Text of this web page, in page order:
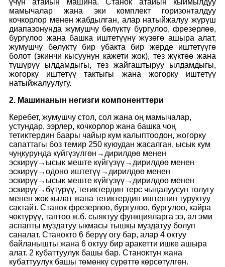
үчүн атайын машина. Станок атайын кыймылдуу
мамычалар жана эки комплект горизонталдуу
кочкорлор менен жабдылган, алар натыйжалуу жүрүш
диапазонунда жумушчу бөлүктү бургулоо, фрезерлөө,
бургулоо жана башка иштетүүнү жүзөгө ашыра алат,
жумушчу бөлүктү бир убакта бир жерде иштетүүгө
болот (экинчи кысуунун кажети жок), тез жүктөө жана
түшүрүү ылдамдыгы, тез жайгаштыруу ылдамдыгы,
жогорку иштетүү тактыгы жана жогорку иштетүү
натыйжалуулугу.
2. Машинанын негизги компоненттери
Керебет, жумушчу стол, сол жана оң мамычалар,
устундар, ээрлер, кочкорлор жана башка чоң
тетиктердин баары чайыр кум калыптоодон, жогорку
сапаттагы боз темир 250 куюудан жасалган, ысык кум
чуңкурунда күйгүзүлгөн→дирилдөө менен
эскирүү→ысык меште күйгүзүү→дирилдөө менен
эскирүү→одоно иштетүү→дирилдөө менен
эскирүү→ысык меште күйгүзүү→дирилдөө менен
эскирүү→бүтүрүү, тетиктердин терс чыңалуусун толугу
менен жок кылат жана тетиктердин иштешин туруктуу
сактайт. Станок фрезерлөө, бургулоо, бургулоо, кайра
чөктүрүү, таптоо ж.б. сыяктуу функцияларга ээ, ал эми
аспапты муздатуу ыкмасы тышкы муздатуу болуп
саналат. Станокто 6 берүү огу бар, алар 4 октуу
байланышты жана 6 октуу бир аракетти ишке ашыра
алат. 2 кубаттуулук башы бар. Станоктун жана
кубаттуулук башы төмөнкү сүрөттө көрсөтүлгөн.